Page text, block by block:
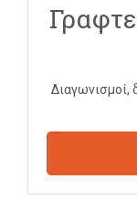
Διαγωνισμοί,